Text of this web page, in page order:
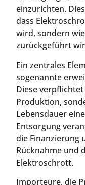
einzurichten.
dass
wird, sondern
zurückgeführt
Ein zentrales
sogenannte
Diese
Produktion,
Lebensdauer
Entsorgung
die Finanzierung
Rücknahme und
Elektroschrott.
Importeure, die